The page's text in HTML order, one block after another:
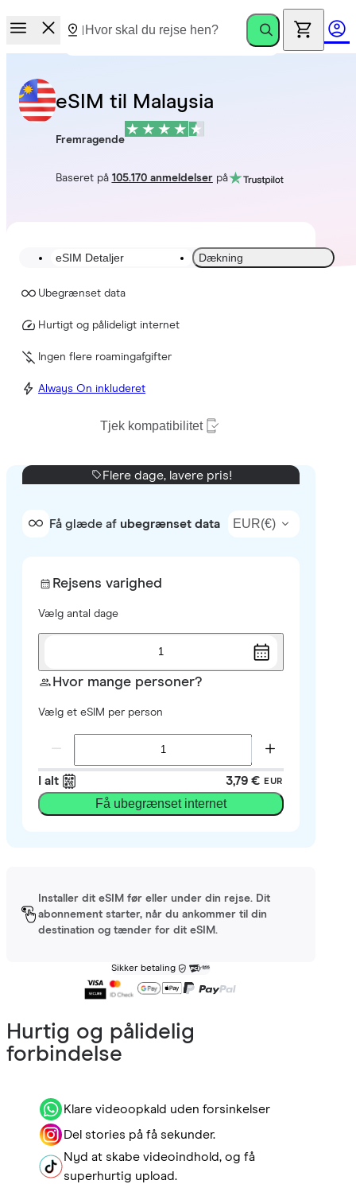
eSIM til Malaysia
Fremragende
Baseret på 105.170 anmeldelserpå
eSIM Detaljer Dækning
Ubegrænset data
Hurtigt og pålideligt internet
Ingen flere roamingafgifter
Always On inkluderet
Tjek kompatibilitet
Flere dage, lavere pris!
Få glæde af ubegrænset data EUR(€)
Rejsens varighed
Vælg antal dage
1
Hvor mange personer?
Vælg et eSIM per person
I alt 3,79 € EUR
Få ubegrænset internet
Installer dit eSIM før eller under din rejse. Dit
abonnement starter, når du ankommer til din
destination og tænder for dit eSIM.
Sikker betaling
Hurtig og pålidelig
forbindelse
Klare videoopkald uden forsinkelser
Del stories på få sekunder.
Nyd at skabe videoindhold, og få
superhurtig upload.